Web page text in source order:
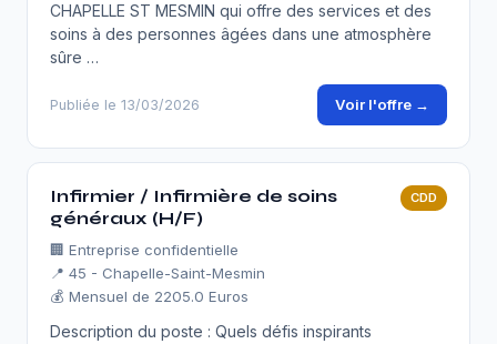
CHAPELLE ST MESMIN qui offre des services et des
soins à des personnes âgées dans une atmosphère
sûre …
Publiée le 13/03/2026 Voir l'offre →
Infirmier / Infirmière de soins
généraux (H/F)
CDD
🏢 Entreprise confidentielle
📍 45 - Chapelle-Saint-Mesmin
💰 Mensuel de 2205.0 Euros
Description du poste : Quels défis inspirants